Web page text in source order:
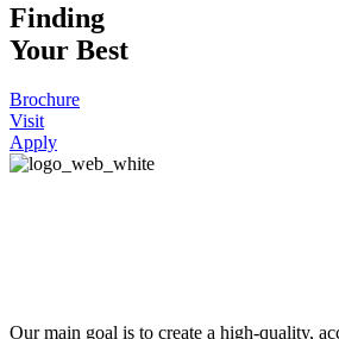
Finding
Your Best
Brochure
Visit
Apply
Our main goal is to create a high-quality,